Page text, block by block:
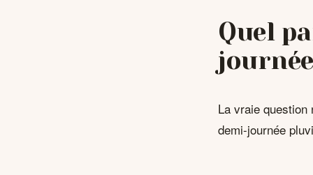
Quel
La vraie question
demi-journée